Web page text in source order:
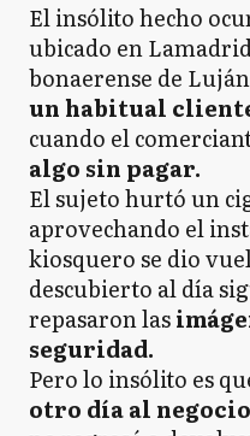
El insólito hecho
ubicado en
bonaerense de
un habitual
cuando el
algo sin pagar.
El sujeto hurtó un
aprovechando el
kiosquero se dio
descubierto al día
repasaron las
seguridad.
Pero lo insólito es
otro día al negocio